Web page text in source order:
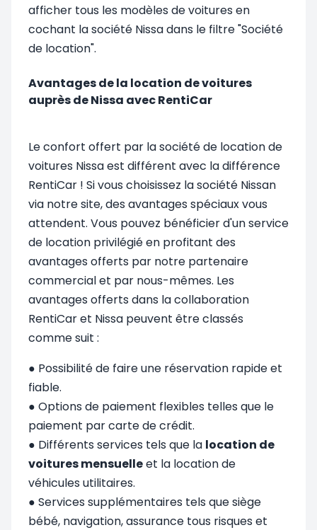
afficher tous les modèles de voitures en
cochant la société Nissa dans le filtre "Société
de location".
Avantages de la location de voitures
auprès de Nissa avec RentiCar
Le confort offert par la société de location de
voitures Nissa est différent avec la différence
RentiCar ! Si vous choisissez la société Nissan
via notre site, des avantages spéciaux vous
attendent. Vous pouvez bénéficier d'un service
de location privilégié en profitant des
avantages offerts par notre partenaire
commercial et par nous-mêmes. Les
avantages offerts dans la collaboration
RentiCar et Nissa peuvent être classés
comme suit :
● Possibilité de faire une réservation rapide et
fiable.
● Options de paiement flexibles telles que le
paiement par carte de crédit.
● Différents services tels que la location de
voitures mensuelleet la location de
véhicules utilitaires.
● Services supplémentaires tels que siège
bébé, navigation, assurance tous risques et